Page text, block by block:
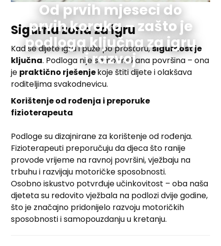
Od prvih mjeseci do
prvih koraka – zašto je
podloga ključna za igru
i razvoj
Sigurna zona za igru
Kad se dijete igra i puže po prostoru,sigurnost je
ključna. Podloga nije samo mekana površina – ona
je praktično rješenjekoje štiti dijete i olakšava
roditeljima svakodnevicu.
Korištenje od rođenja i preporuke
fizioterapeuta
Podloge su dizajnirane za korištenje od rođenja.
Fizioterapeuti preporučuju da djeca što ranije
provode vrijeme na ravnoj površini, vježbaju na
trbuhu i razvijaju motoričke sposobnosti.
Osobno iskustvo potvrđuje učinkovitost – oba naša
djeteta su redovito vježbala na podlozi dvije godine,
što je značajno pridonijelo razvoju motoričkih
sposobnosti i samopouzdanju u kretanju.